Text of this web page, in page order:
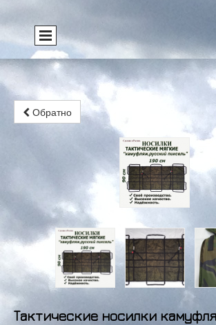
Обратно
Тактические носилки